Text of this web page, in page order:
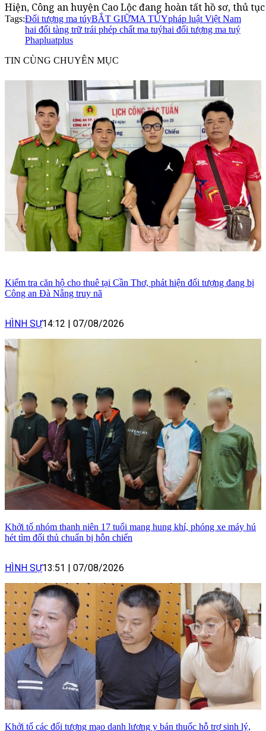
Hiện, Công an huyện Cao Lộc đang hoàn tất hồ sơ, thủ
Tags:Đối tượng ma túyBẮT GIỮMA TÚYpháp luật Việt Nam
hai đối tàng trữ trái phép chất ma tuýhai đối tượng ma tuý
Phapluatplus
TIN CÙNG CHUYÊN MỤC
Kiểm tra căn hộ cho thuê tại Cần Thơ, phát hiện đối tượng đang bị
Công an Đà Nẵng truy nã
HÌNH SỰ14:12 07/08/2026
Khởi tố nhóm thanh niên 17 tuổi mang hung khí, phóng xe máy hú
hét tìm đối thủ chuẩn bị hỗn chiến
HÌNH SỰ13:51 07/08/2026
Khởi tố các đối tượng mạo danh lương y bán thuốc hỗ trợ sinh lý,